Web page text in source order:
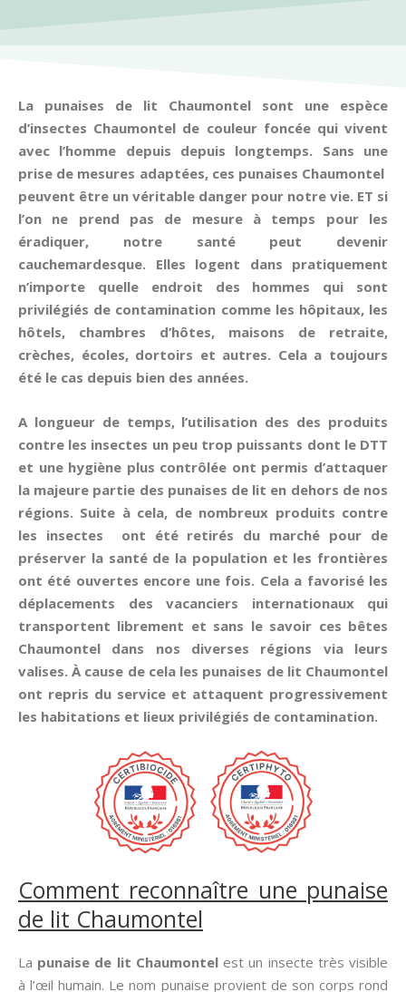
La punaises de lit Chaumontel sont une espèce
d’insectes Chaumontel de couleur foncée qui vivent
avec l’homme depuis depuis longtemps. Sans une
prise de mesures adaptées, ces punaises Chaumontel
peuvent être un véritable danger pour notre vie. ET si
l’on ne prend pas de mesure à temps pour les
éradiquer, notre santé peut devenir
cauchemardesque. Elles logent dans pratiquement
n’importe quelle endroit des hommes qui sont
privilégiés de contamination comme les hôpitaux, les
hôtels, chambres d’hôtes, maisons de retraite,
crèches, écoles, dortoirs et autres. Cela a toujours
été le cas depuis bien des années.
A longueur de temps, l’utilisation des des produits
contre les insectes un peu trop puissants dont le DTT
et une hygiène plus contrôlée ont permis d’attaquer
la majeure partie des punaises de lit en dehors de nos
régions. Suite à cela, de nombreux produits contre
les insectes ont été retirés du marché pour de
préserver la santé de la population et les frontières
ont été ouvertes encore une fois. Cela a favorisé les
déplacements des vacanciers internationaux qui
transportent librement et sans le savoir ces bêtes
Chaumontel dans nos diverses régions via leurs
valises. À cause de cela les punaises de lit Chaumontel
ont repris du service et attaquent progressivement
les habitations et lieux privilégiés de contamination.
Comment reconnaître une punaise
de lit Chaumontel
La punaise de lit Chaumontelest un insecte très visible
à l’œil humain. Le nom punaise provient de son corps rond